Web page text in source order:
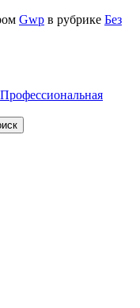
Gwp в рубрике Без
Профессиональная